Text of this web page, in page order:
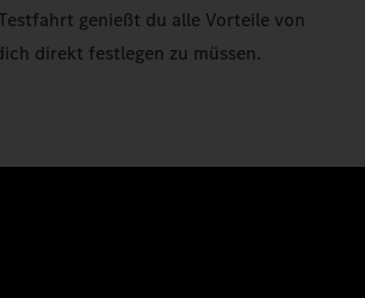
genießt du alle Vorteile von
direkt festlegen zu müssen.